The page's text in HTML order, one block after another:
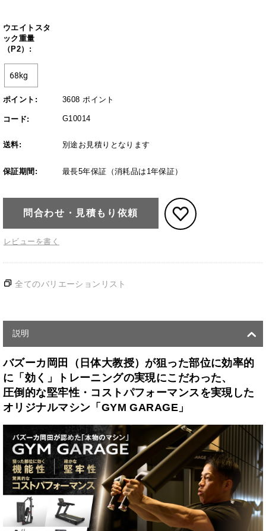
ウエイトスタ
ック重量
（P2）:
ポイント: 3608 ポイント
コード: G10014
送料: 別途お見積りとなります
保証期間: 最長5年保証（消耗品は1年保証）
問合わせ・見積もり依頼
レビューを書く
全てのバリエーションリスト
説明
バズーカ岡田（日体大教授）が狙った部位に効率的
に「効く」トレーニングの実現にこだわった、
圧倒的な堅牢性・コストパフォーマンスを実現した
オリジナルマシン「GYM GARAGE」